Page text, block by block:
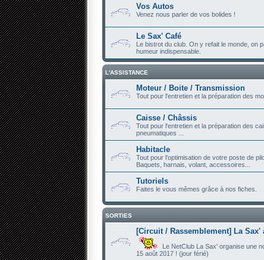
Vos Autos
Venez nous parler de vos bolides !
Le Sax' Café
Le bistrot du club. On y refait le monde, on
humeur indispensable.
L'ASSISTANCE
Moteur / Boite / Transmission
Tout pour l'entretien et la préparation des
Caisse / Châssis
Tout pour l'entretien et la préparation des
pneumatiques ...
Habitacle
Tout pour l'optimisation de votre poste de
Baquets, harnais, volant, accessoires...
Tutoriels
Faites le vous mêmes grâce à nos fiches.
SORTIES
[Circuit / Rassemblement] La Sax'
Le NetClub La Sax' organise une
15 août 2017 ! (jour férié)